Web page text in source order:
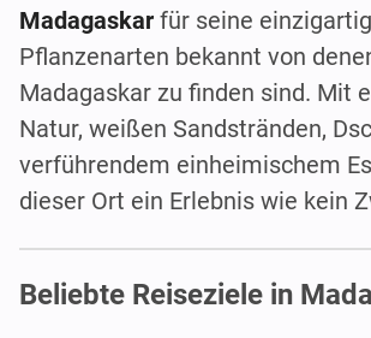
Madagaskar für seine
Pflanzenarten bekannt von
Madagaskar zu finden sind. Mit
Natur, weißen Sandstränden,
verführendem einheimischem
dieser Ort ein Erlebnis wie kein
Beliebte Reiseziele in